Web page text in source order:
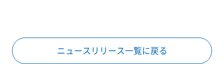
ニュースリリース一覧に戻る